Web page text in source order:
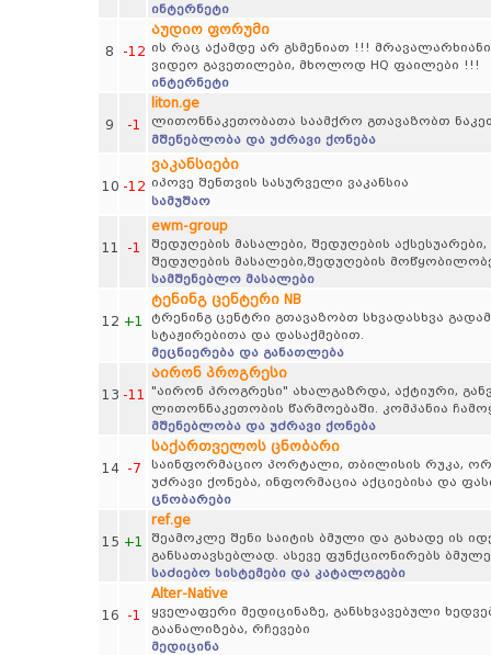
ინტერნეტი
8 -12
აუდიო ფორუმი
ის რაც აქამდე არ გსმენიათ !!! მრავალარხიანი
ვიდეო გავეთილები, მხოლოდ HQ ფაილები !!!
ინტერნეტი
9 -1
liton.ge
ლითონნაკეთობათა საამქრო გთავაზობთ
მშენებლობა და უძრავი ქონება
10 -12
ვაკანსიები
იპოვე შენთვის სასურველი ვაკანსია
სამუშაო
11 -1
ewm-group
შედუღების მასალები, შედუღების
შედუღების მასალები,შედუღების
სამშენებლო მასალები
12 +1
ტენინგ ცენტერი NB
ტრენინგ ცენტრი გთავაზობთ სხვადასხვა
სტაჟირებითა და დასაქმებით.
მეცნიერება და განათლება
13 -11
აირონ პროგრესი
"აირონ პროგრესი" ახალგაზრდა, აქტიური,
ლითონნაკეთობის წარმოებაში. კომპანია
მშენებლობა და უძრავი ქონება
14 -7
საქართველოს ცნობარი
საინფორმაციო პორტალი, თბილისის რუკა,
უძრავი ქონება, ინფორმაცია აქციებისა და
ცნობარები
15 +1
ref.ge
შეამოკლე შენი საიტის ბმული და გახადე ის
განსათავსებლად. ასევე ფუნქციონირებს
საძიებო სისტემები და კატალოგები
16 -1
Alter-Native
ყველაფერი მედიცინაზე, განსხვავებული
გაანალიზება, რჩევები
მედიცინა